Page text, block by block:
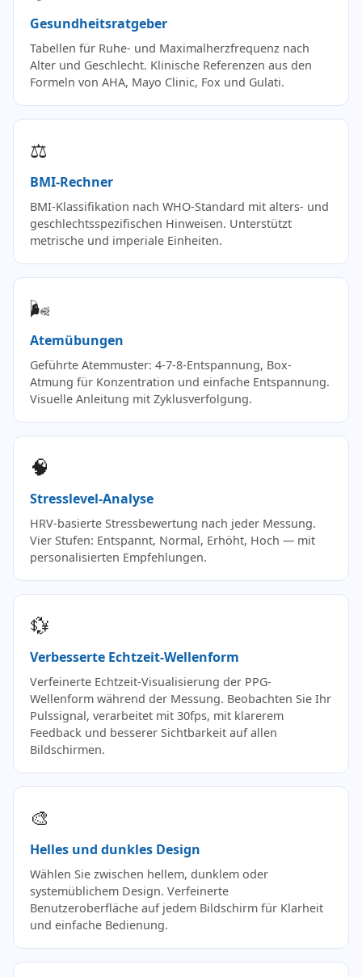
Gesundheitsratgeber
Tabellen für Ruhe- und Maximalherzfrequenz nach
Alter und Geschlecht. Klinische Referenzen aus den
Formeln von AHA, Mayo Clinic, Fox und Gulati.
⚖️
BMI-Rechner
BMI-Klassifikation nach WHO-Standard mit alters- und
geschlechtsspezifischen Hinweisen. Unterstützt
metrische und imperiale Einheiten.
🌬️
Atemübungen
Geführte Atemmuster: 4-7-8-Entspannung, Box-
Atmung für Konzentration und einfache Entspannung.
Visuelle Anleitung mit Zyklusverfolgung.
🧠
Stresslevel-Analyse
HRV-basierte Stressbewertung nach jeder Messung.
Vier Stufen: Entspannt, Normal, Erhöht, Hoch — mit
personalisierten Empfehlungen.
💱
Verbesserte Echtzeit-Wellenform
Verfeinerte Echtzeit-Visualisierung der PPG-
Wellenform während der Messung. Beobachten Sie Ihr
Pulssignal, verarbeitet mit 30fps, mit klarerem
Feedback und besserer Sichtbarkeit auf allen
Bildschirmen.
🎨
Helles und dunkles Design
Wählen Sie zwischen hellem, dunklem oder
systemüblichem Design. Verfeinerte
Benutzeroberfläche auf jedem Bildschirm für Klarheit
und einfache Bedienung.